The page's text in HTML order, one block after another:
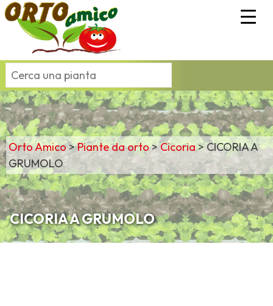
Orto Amico>Piante da orto>Cicoria>CICORIA A
GRUMOLO
CICORIA A GRUMOLO